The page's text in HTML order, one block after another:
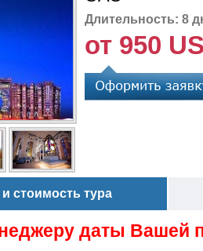
Длительность: 8
от 950
стоимость тура
даты Вашей